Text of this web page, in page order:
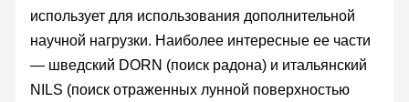
использует для использования дополнительной
научной нагрузки. Наиболее интересные ее части
— шведский DORN (поиск радона) и итальянский
NILS (поиск отраженных лунной поверхностью